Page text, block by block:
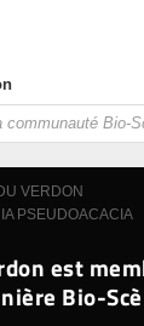
communauté Bio-
VERDON
PSEUDOACACIA
est
Bio-